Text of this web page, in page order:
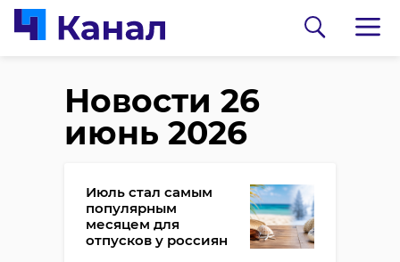
Новости 26
июнь 2026
Июль стал самым
популярным
месяцем для
отпусков у россиян